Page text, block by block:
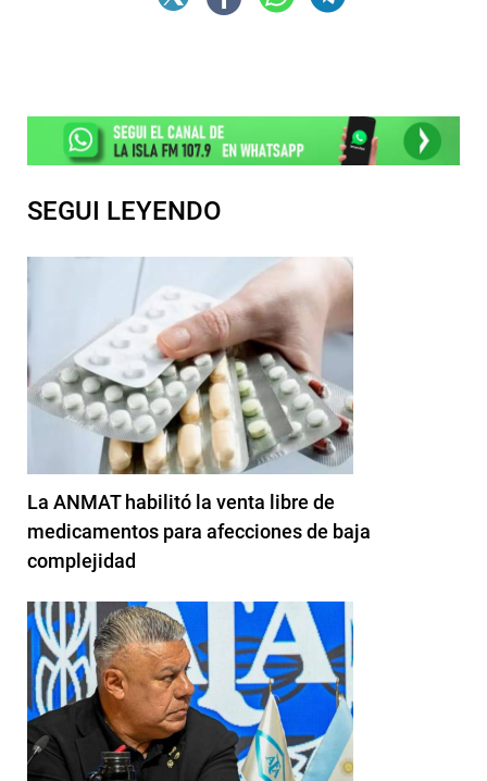
SEGUI LEYENDO
La ANMAT habilitó la venta libre de
medicamentos para afecciones de baja
complejidad